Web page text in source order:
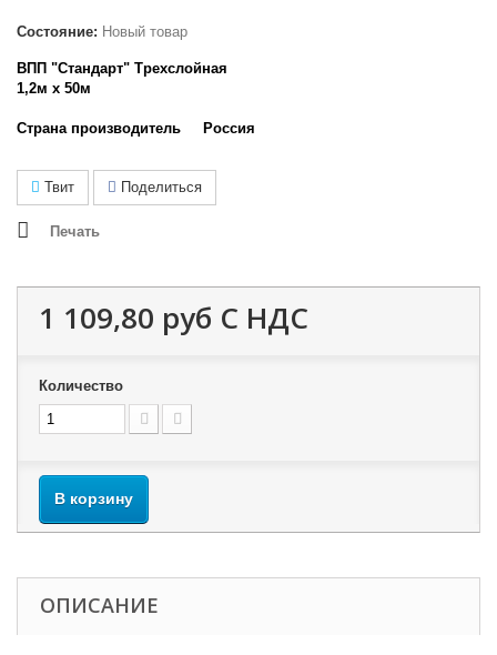
Состояние: Новый товар
ВПП "Стандарт" Трехслойная
1,2м х 50м
Страна производитель Россия
Твит Поделиться
Печать
1 109,80 руб С НДС
Количество
В корзину
ОПИСАНИЕ